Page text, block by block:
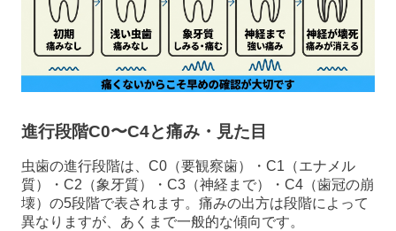
進行段階C0〜C4と痛み・見た目
虫歯の進行段階は、C0（要観察歯）・C1（エナメル
質）・C2（象牙質）・C3（神経まで）・C4（歯冠の崩
壊）の5段階で表されます。痛みの出方は段階によって
異なりますが、あくまで一般的な傾向です。